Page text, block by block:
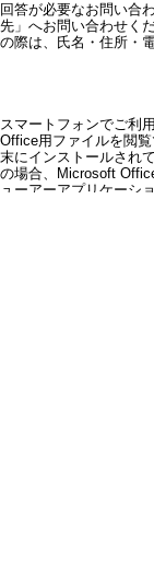
回答が必要なお問い合
先」へお問い合わせく
の際は、氏名・住所・
スマートフォンでご利
Office用ファイルを閲
末にインストールされ
の場合、Microsoft
ューアーアプリケーシ